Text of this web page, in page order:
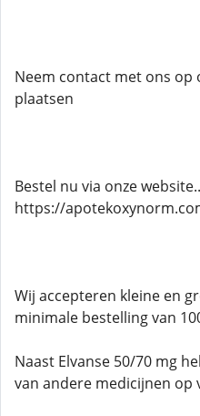
Neem contact met ons op
plaatsen
Bestel nu via onze
https://
Wij accepteren kleine en
minimale bestelling van
Naast Elvanse 50/70 mg
van andere medicijnen op